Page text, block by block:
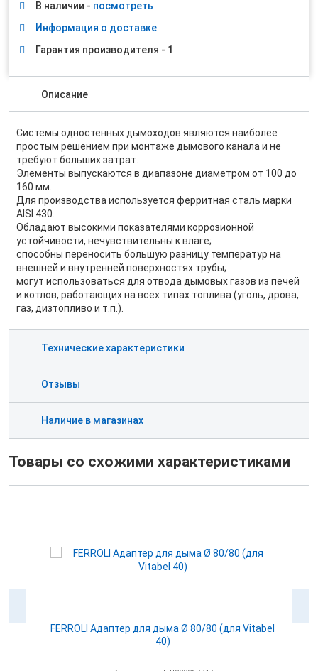
В наличии - посмотреть
Информация о доставке
Гарантия производителя - 1
Описание
Системы одностенных дымоходов являются наиболее
простым решением при монтаже дымового канала и не
требуют больших затрат.
Элементы выпускаются в диапазоне диаметром от 100 до
160 мм.
Для производства используется ферритная сталь марки
AISI 430.
Обладают высокими показателями коррозионной
устойчивости, нечувствительны к влаге;
способны переносить большую разницу температур на
внешней и внутренней поверхностях трубы;
могут использоваться для отвода дымовых газов из печей
и котлов, работающих на всех типах топлива (уголь, дрова,
газ, дизтопливо и т.п.).
Технические характеристики
Отзывы
Наличие в магазинах
Товары со схожими характеристиками
FERROLI Адаптер для дыма Ø 80/80 (для Vitabel
40)